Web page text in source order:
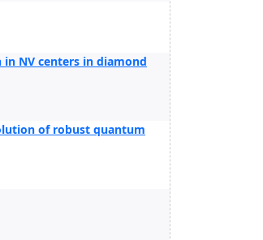
NV centers in diamond
of robust quantum